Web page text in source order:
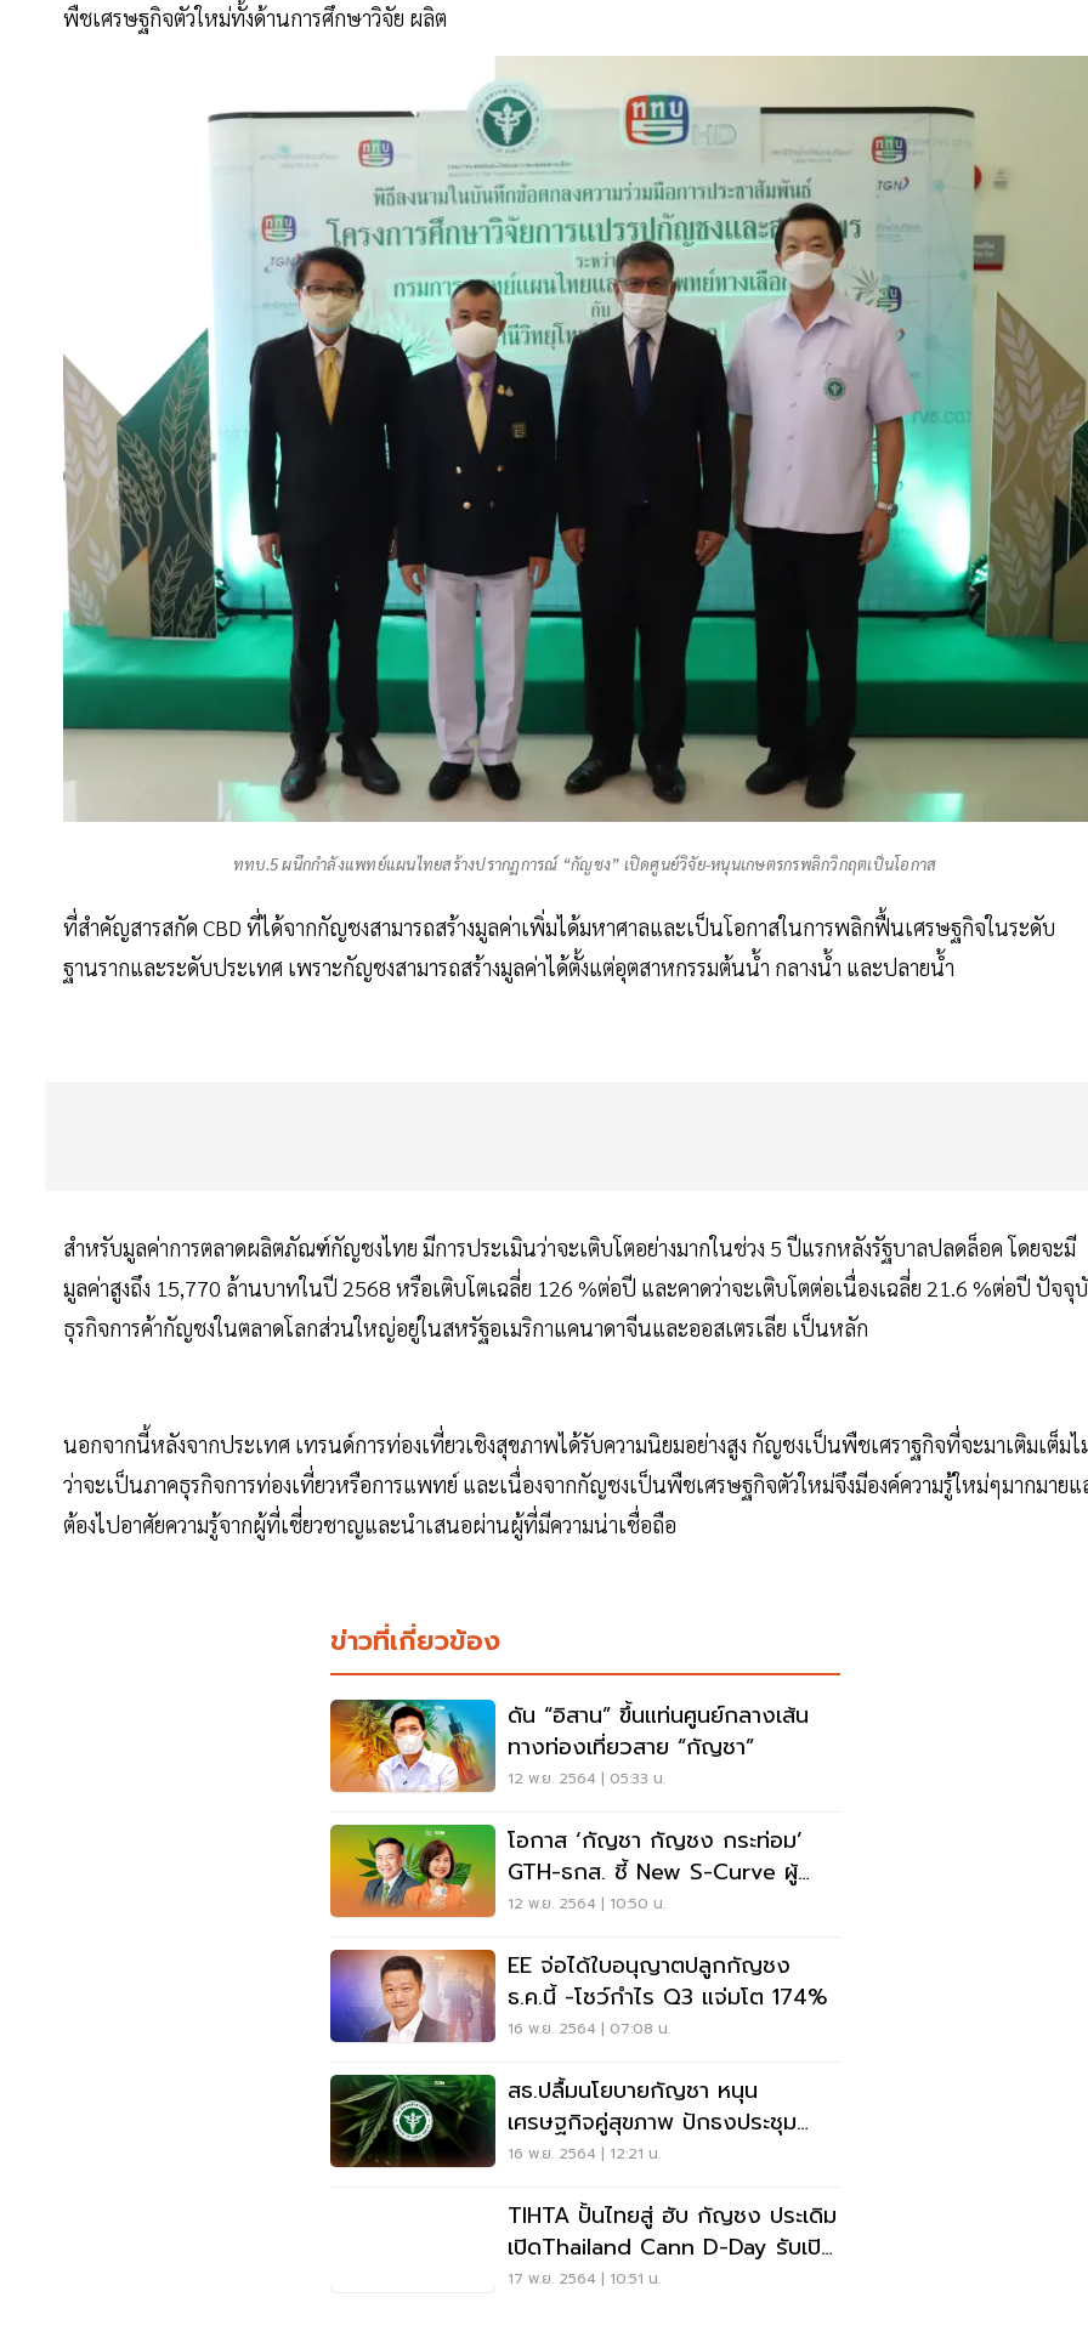
พืชเศรษฐกิจตัวใหม่ทั้งด้านการศึกษาวิจัย ผลิต
ททบ.5 ผนึกกำลังแพทย์แผนไทยสร้างปรากฏการณ์ “กัญชง” เปิดศูนย์วิจัย-หนุนเกษตรกรพลิกวิกฤตเป็นโอกาส
ที่สำคัญสารสกัด CBD ที่ได้จากกัญชงสามารถสร้างมูลค่าเพิ่มได้มหาศาลและเป็นโอกาสในการพลิกฟื้นเศรษฐกิจในระดับ
ฐานรากและระดับประเทศ เพราะกัญชงสามารถสร้างมูลค่าได้ตั้งแต่อุตสาหกรรมต้นน้ำ กลางน้ำ และปลายน้ำ
สำหรับมูลค่าการตลาดผลิตภัณฑ์กัญชงไทย มีการประเมินว่าจะเติบโตอย่างมากในช่วง 5 ปีแรกหลังรัฐบาลปลดล็อค โดยจะมี
มูลค่าสูงถึง 15,770 ล้านบาทในปี 2568 หรือเติบโตเฉลี่ย 126 %ต่อปี และคาดว่าจะเติบโตต่อเนื่องเฉลี่ย 21.6 %ต่อปี ปัจจุ
ธุรกิจการค้ากัญชงในตลาดโลกส่วนใหญ่อยู่ในสหรัฐอเมริกาแคนาดาจีนและออสเตรเลีย เป็นหลัก
นอกจากนี้หลังจากประเทศ เทรนด์การท่องเที่ยวเชิงสุขภาพได้รับความนิยมอย่างสูง กัญชงเป็นพืชเศราฐกิจที่จะมาเติมเต็มไ
ว่าจะเป็นภาคธุรกิจการท่องเที่ยวหรือการแพทย์ และเนื่องจากกัญชงเป็นพืชเศรษฐกิจตัวใหม่จึงมีองค์ความรู้ใหม่ๆมากมายแ
ต้องไปอาศัยความรู้จากผู้ที่เชี่ยวชาญและนำเสนอผ่านผู้ที่มีความน่าเชื่อถือ
ข่าวที่เกี่ยวข้อง
ดัน “อิสาน” ขึ้นแท่นศูนย์กลางเส้น
ทางท่องเที่ยวสาย “กัญชา”
12 พ.ย. 2564 | 05:33 น.
โอกาส ‘กัญชา กัญชง กระท่อม’
GTH-ธกส. ชี้ New S-Curve ผู้
ประกอบการไทย
12 พ.ย. 2564 | 10:50 น.
EE จ่อได้ใบอนุญาตปลูกกัญชง
ธ.ค.นี้ -โชว์กำไร Q3 แจ่มโต 174%
16 พ.ย. 2564 | 07:08 น.
สธ.ปลื้มนโยบายกัญชา หนุน
เศรษฐกิจคู่สุขภาพ ปักธงประชุม
วิชาการต้นปี 65
16 พ.ย. 2564 | 12:21 น.
TIHTA ปั้นไทยสู่ ฮับ กัญชง ประเดิม
เปิดThailand Cann D-Day รับเปิด
เมือง
17 พ.ย. 2564 | 10:51 น.